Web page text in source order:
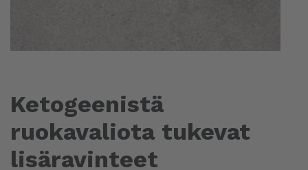
Ketogeenistä
ruokavaliota tukevat
lisäravinteet